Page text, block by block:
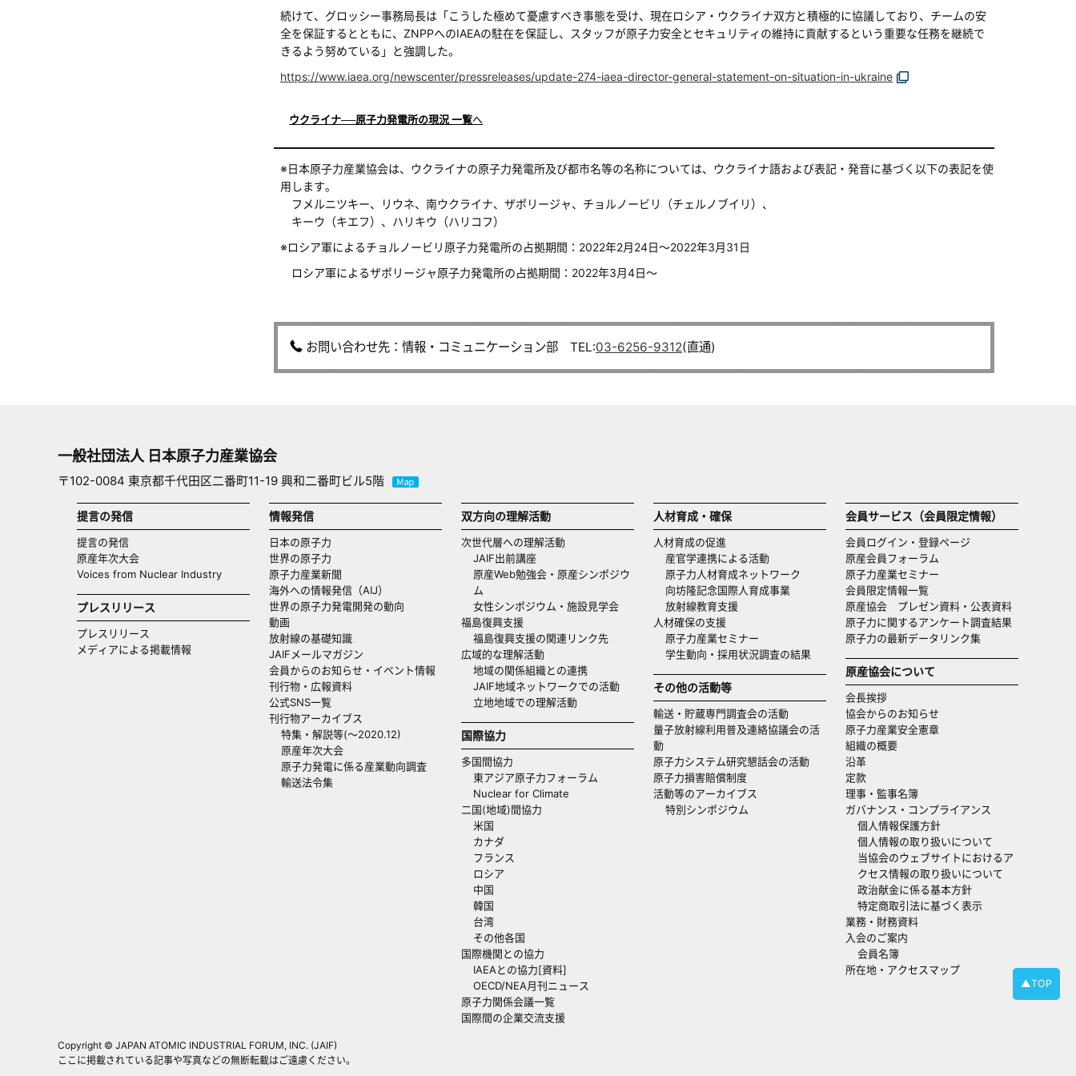
続けて、グロッシー事務局長は「こうした極めて憂慮すべき事態を受け、現在ロシア・ウクライナ双方と積極的に協議しており、チームの安
全を保証するとともに、ZNPPへのIAEAの駐在を保証し、スタッフが原子力安全とセキュリティの維持に貢献するという重要な任務を継続で
きるよう努めている」と強調した。
https://www.iaea.org/newscenter/pressreleases/update-274-iaea-director-general-statement-on-situation-in-ukraine
ウクライナ──原子力発電所の現況 一覧へ
※日本原子力産業協会は、ウクライナの原子力発電所及び都市名等の名称については、ウクライナ語および表記・発音に基づく以下の表記を使
用します。
フメルニツキー、リウネ、南ウクライナ、ザポリージャ、チョルノービリ（チェルノブイリ）、
キーウ（キエフ）、ハリキウ（ハリコフ）
※ロシア軍によるチョルノービリ原子力発電所の占拠期間：2022年2月24日～2022年3月31日
ロシア軍によるザポリージャ原子力発電所の占拠期間：2022年3月4日～
お問い合わせ先：情報・コミュニケーション部 TEL:03-6256-9312(直通)
▲TOP
一般社団法人 日本原子力産業協会
〒102-0084 東京都千代田区二番町11-19 興和二番町ビル5階
提言の発信
提言の発信
原産年次大会
Voices from Nuclear Industry
プレスリリース
プレスリリース
メディアによる掲載情報
情報発信
日本の原子力
世界の原子力
原子力産業新聞
海外への情報発信（AIJ）
世界の原子力発電開発の動向
動画
放射線の基礎知識
JAIFメールマガジン
会員からのお知らせ・イベント情報
刊行物・広報資料
公式SNS一覧
刊行物アーカイブス
特集・解説等(～2020.12)
原産年次大会
原子力発電に係る産業動向調査
輸送法令集
双方向の理解活動
次世代層への理解活動
JAIF出前講座
原産Web勉強会・原産シンポジウ
ム
女性シンポジウム・施設見学会
福島復興支援
福島復興支援の関連リンク先
広域的な理解活動
地域の関係組織との連携
JAIF地域ネットワークでの活動
立地地域での理解活動
国際協力
多国間協力
東アジア原子力フォーラム
Nuclear for Climate
二国(地域)間協力
米国
カナダ
フランス
ロシア
中国
韓国
台湾
その他各国
国際機関との協力
IAEAとの協力[資料]
OECD/NEA月刊ニュース
原子力関係会議一覧
国際間の企業交流支援
人材育成・確保
人材育成の促進
産官学連携による活動
原子力人材育成ネットワーク
向坊隆記念国際人育成事業
放射線教育支援
人材確保の支援
原子力産業セミナー
学生動向・採用状況調査の結果
その他の活動等
輸送・貯蔵専門調査会の活動
量子放射線利用普及連絡協議会の活
動
原子力システム研究懇話会の活動
原子力損害賠償制度
活動等のアーカイブス
特別シンポジウム
会員サービス（会員限定情報）
会員ログイン・登録ページ
原産会員フォーラム
原子力産業セミナー
会員限定情報一覧
原産協会 プレゼン資料・公表資料
原子力に関するアンケート調査結果
原子力の最新データリンク集
原産協会について
会長挨拶
協会からのお知らせ
原子力産業安全憲章
組織の概要
沿革
定款
理事・監事名簿
ガバナンス・コンプライアンス
個人情報保護方針
個人情報の取り扱いについて
当協会のウェブサイトにおけるア
クセス情報の取り扱いについて
政治献金に係る基本方針
特定商取引法に基づく表示
業務・財務資料
入会のご案内
会員名簿
所在地・アクセスマップ
Copyright © JAPAN ATOMIC INDUSTRIAL FORUM, INC. (JAIF)
ここに掲載されている記事や写真などの無断転載はご遠慮ください。